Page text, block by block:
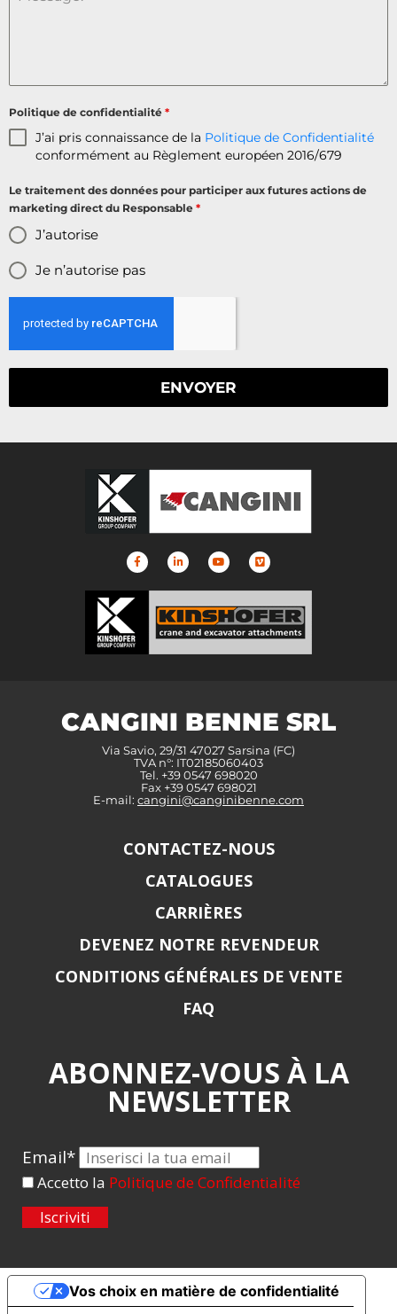
Politique de confidentialité *
J’ai pris connaissance de la Politique de Confidentialité
conformément au Règlement européen 2016/679
Le traitement des données pour participer aux futures actions de
marketing direct du Responsable *
J’autorise
Je n’autorise pas
ENVOYER
CANGINI BENNE SRL
Via Savio, 29/31 47027 Sarsina (FC)
TVA n°: IT02185060403
Tel. +39 0547 698020
Fax +39 0547 698021
E-mail: cangini@canginibenne.com
CONTACTEZ-NOUS
CATALOGUES
CARRIÈRES
DEVENEZ NOTRE REVENDEUR
CONDITIONS GÉNÉRALES DE VENTE
FAQ
ABONNEZ-VOUS À LA
NEWSLETTER
Email*
Accetto la Politique de Confidentialité
Iscriviti
Vos choix en matière de confidentialité